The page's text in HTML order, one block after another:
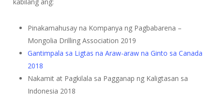
Pinakamahusay na Kompanya ng Pagbabarena –
Mongolia Drilling Association 2019
Gantimpala sa Ligtas na Araw-araw na Ginto sa Canada
2018
Nakamit at Pagkilala sa Pagganap ng Kaligtasan sa
Indonesia 2018